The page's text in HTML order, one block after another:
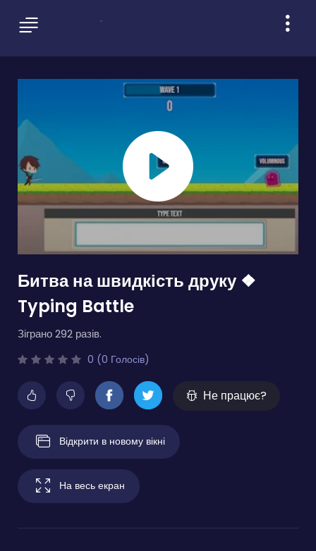
Битва на швидкість друку ❖
Typing Battle
Зіграно 292 разів.
0 (0 Голосів)
Не працює?
Відкрити в новому вікні
На весь екран